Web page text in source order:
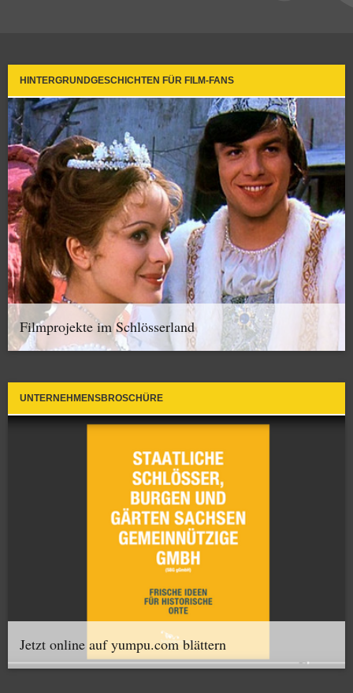
HINTERGRUNDGESCHICHTEN FÜR FILM-FANS
Filmprojekte im Schlösserland
UNTERNEHMENSBROSCHÜRE
Jetzt online auf yumpu.com blättern